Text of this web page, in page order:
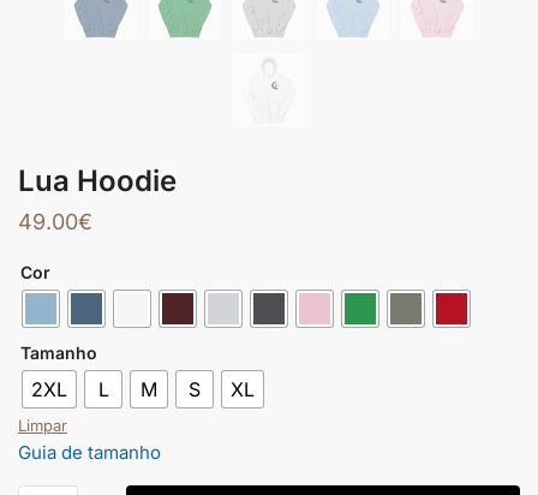
Lua Hoodie
49.00€
Cor
Tamanho
2XL L M S XL
Limpar
Guia de tamanho